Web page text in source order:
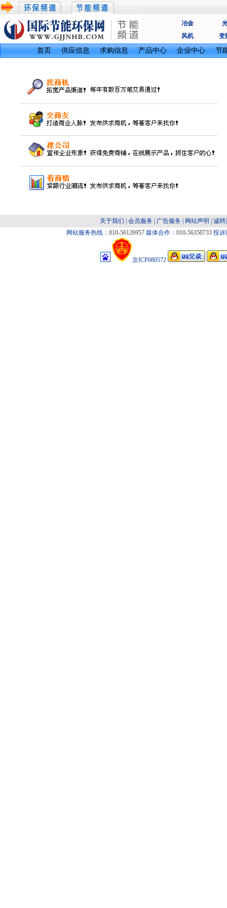
冶金
风机
变
首页 供应信息 求购信息 产品中心 企业中心 节
关于我们 会员服务| 广告服务| 网站声明
诚聘
网站服务热线： 010-56126957媒体合作： 010-56350733投诉
京ICP080572